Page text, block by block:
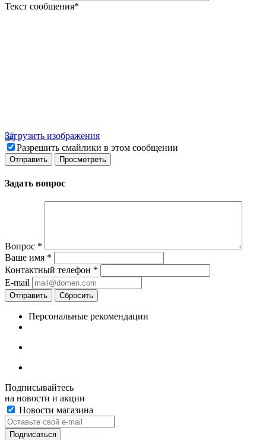
Текст сообщения*
Загрузить изображения
Разрешить смайлики в этом сообщении
Задать вопрос
Вопрос *
Ваше имя *
Контактный телефон *
E-mail
Отправить Сбросить
Персональные рекомендации
Подписывайтесь
на новости и акции
Новости магазина